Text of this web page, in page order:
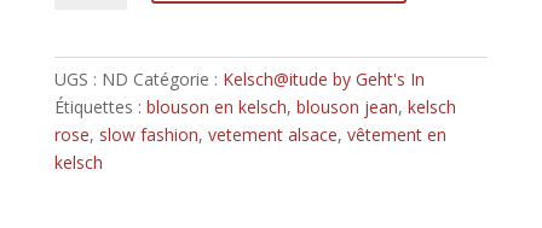
blouson
kelsch
UGS : ND Catégorie : Kelsch@itude by Geht's In
Étiquettes : blouson en kelsch, blouson jean, kelsch
rose, slow fashion, vetement alsace, vêtement en
kelsch